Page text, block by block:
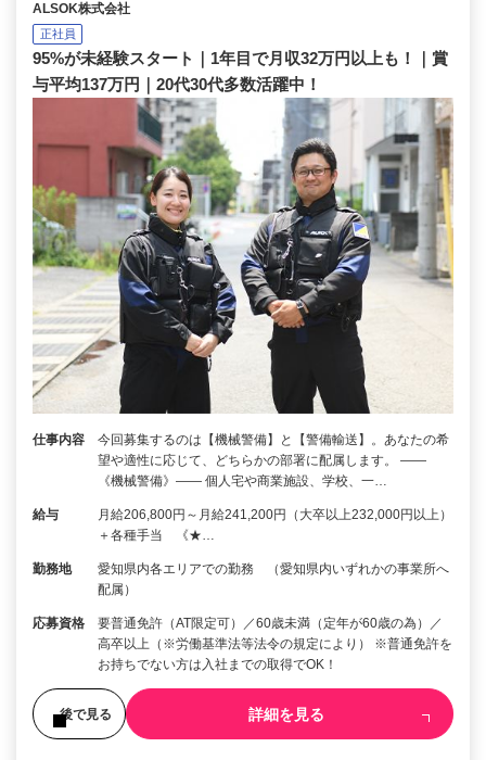
ALSOK株式会社
正社員
95%が未経験スタート｜1年目で月収32万円以上も！｜賞
与平均137万円｜20代30代多数活躍中！
仕事内容
今回募集するのは【機械警備】と【警備輸送】。あなたの希
望や適性に応じて、どちらかの部署に配属します。 ――
《機械警備》―― 個人宅や商業施設、学校、一…
給与
月給206,800円～月給241,200円（大卒以上232,000円以上）
＋各種手当 《★…
勤務地
愛知県内各エリアでの勤務 （愛知県内いずれかの事業所へ
配属）
応募資格
要普通免許（AT限定可）／60歳未満（定年が60歳の為）／
高卒以上（※労働基準法等法令の規定により） ※普通免許を
お持ちでない方は入社までの取得でOK！
後で見る 詳細を見る